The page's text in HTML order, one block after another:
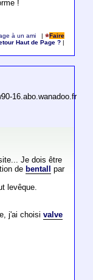
!
à un ami |
Faire
Haut de Page ?
16.abo.wanadoo.fr
Je dois être
de bentall
par
levêque.
j'ai choisi valve